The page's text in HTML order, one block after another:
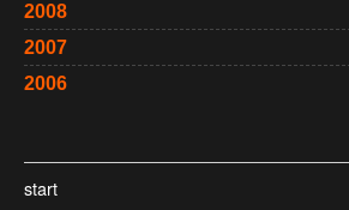
2008
2007
2006
start